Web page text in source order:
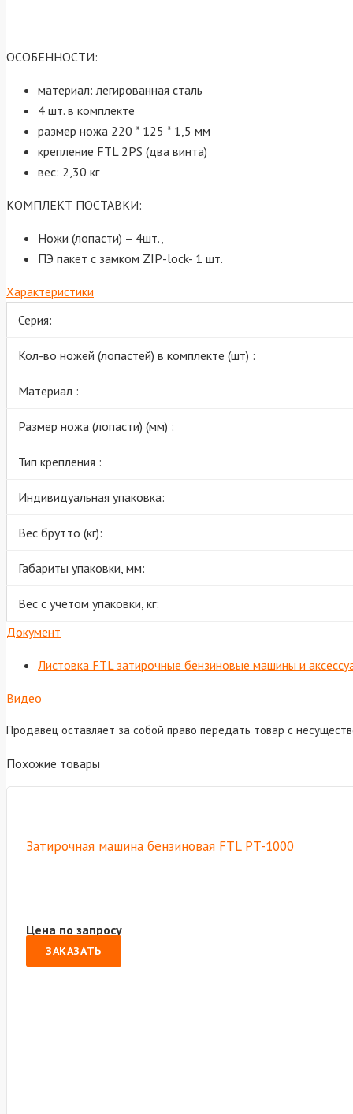
ОСОБЕННОСТИ:
материал: легированная сталь
4 шт. в комплекте
размер ножа 220 * 125 * 1,5 мм
крепление FTL 2PS (два винта)
вес: 2,30 кг
КОМПЛЕКТ ПОСТАВКИ:
Ножи (лопасти) – 4шт.,
ПЭ пакет с замком ZIP-lock- 1 шт.
Характеристики
Серия:
Кол-во ножей (лопастей) в комплекте (шт) :
Материал :
Размер ножа (лопасти) (мм) :
Тип крепления :
Индивидуальная упаковка:
Вес брутто (кг):
Габариты упаковки, мм:
Вес с учетом упаковки, кг:
Документ
Листовка FTL затирочные бензиновые машины и
Видео
Продавец оставляет за собой право передать товар с
Похожие товары
Затирочная машина бензиновая FTL PT-1000
Цена по запросу
ЗАКАЗАТЬ